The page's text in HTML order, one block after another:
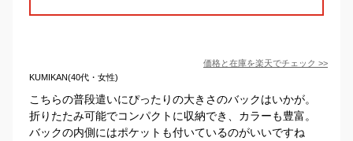
価格と在庫を楽天でチェック >>
KUMIKAN(40代・女性)
こちらの普段遣いにぴったりの大きさのバックはいかが。
折りたたみ可能でコンパクトに収納でき、カラーも豊富。
バックの内側にはポケットも付いているのがいいですね